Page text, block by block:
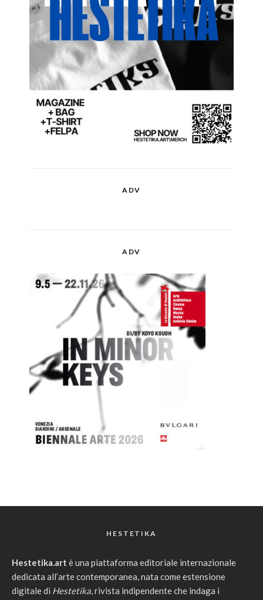
ADV
ADV
HESTETIKA
Hestetika.art è una piattaforma editoriale internazionale
dedicata all’arte contemporanea, nata come estensione
digitale di Hestetika, rivista indipendente che indaga i